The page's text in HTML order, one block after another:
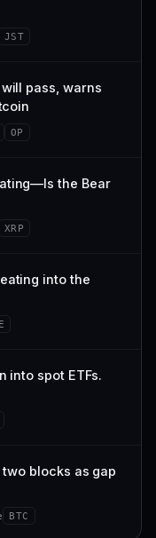
de l'amplitude),
JST
pass, warns
OP
the Bear
XRP
into the
into spot ETFs.
two blocks as gap
BTC